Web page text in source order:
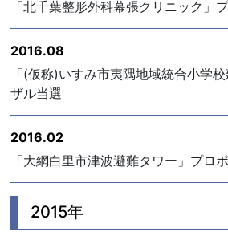
「北千葉整形外科幕張クリニック」
2016.08
「(仮称)いすみ市夷隅地域統合小学
ザル当選
2016.02
「大網白里市津波避難タワー」プロ
2015年